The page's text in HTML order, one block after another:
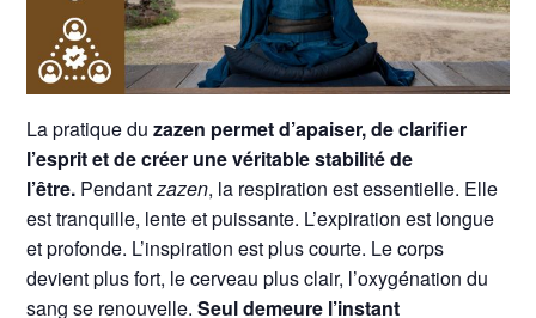
La pratique duzazen permet d’apaiser, de clarifier
l’esprit et de créer une véritable stabilité de
l’être. Pendantzazen, la respiration est essentielle. Elle
est tranquille, lente et puissante. L’expiration est longue
et profonde. L’inspiration est plus courte. Le corps
devient plus fort, le cerveau plus clair, l’oxygénation du
sang se renouvelle.Seul demeure l’instant